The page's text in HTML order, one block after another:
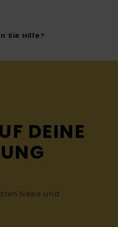
Sie Hilfe?
DEINE
News und